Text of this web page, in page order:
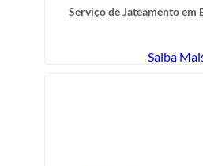
Serviço de Jateamento em
Saiba